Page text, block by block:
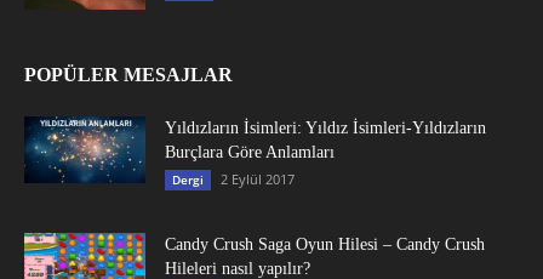
POPÜLER MESAJLAR
Yıldızların İsimleri: Yıldız İsimleri-Yıldızların
Burçlara Göre Anlamları
Dergi 2 Eylül 2017
Candy Crush Saga Oyun Hilesi – Candy Crush
Hileleri nasıl yapılır?